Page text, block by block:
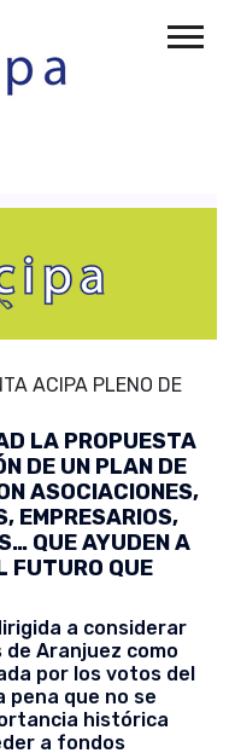
ACIPA PLENO DE
LA PROPUESTA
DE UN PLAN DE
ASOCIACIONES,
EMPRESARIOS,
QUE AYUDEN A
FUTURO QUE
a considerar
de Aranjuez como
por los votos del
pena que no se
histórica
a fondos